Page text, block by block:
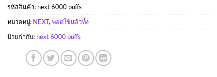
รหัสสินค้า: next 6000 puffs
หมวดหมู่: NEXT, พอตใช้แล้วทิ้ง
ป้ายกำกับ: next 6000 puffs